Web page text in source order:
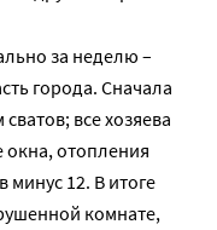
за неделю –
города. Cначала
все хозяева
отопления
минус 12. В итоге
комнате,